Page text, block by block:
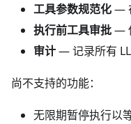
工具参数规范化—
执行前工具审批—
审计— 记录所有
尚不支持的功能：
无限期暂停执行以